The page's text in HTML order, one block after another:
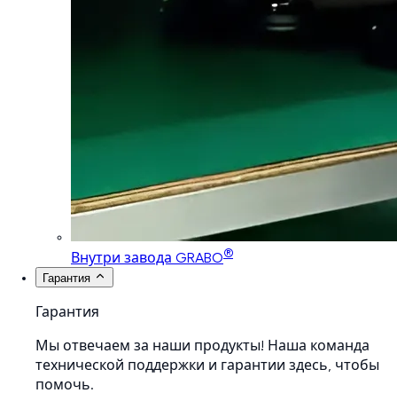
Внутри завода GRABO®
Гарантия
Гарантия
Мы отвечаем за наши продукты! Наша команда
технической поддержки и гарантии здесь, чтобы
помочь.